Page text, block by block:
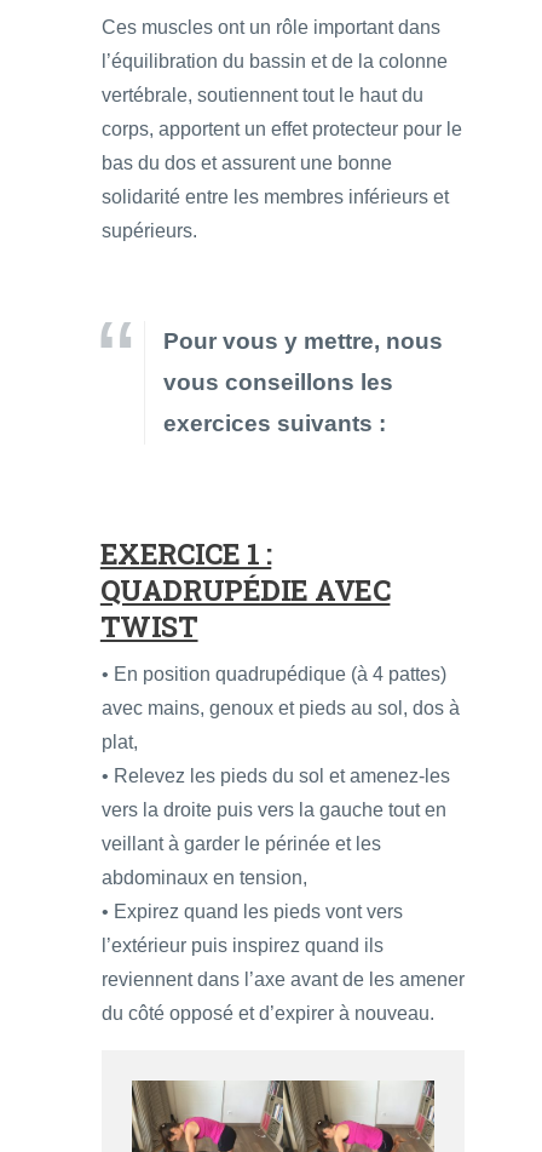
Ces muscles ont un rôle important dans
l’équilibration du bassin et de la colonne
vertébrale, soutiennent tout le haut du
corps, apportent un effet protecteur pour le
bas du dos et assurent une bonne
solidarité entre les membres inférieurs et
supérieurs.
Pour vous y mettre, nous
vous conseillons les
exercices suivants :
EXERCICE 1 :
QUADRUPÉDIE AVEC
TWIST
• En position quadrupédique (à 4 pattes)
avec mains, genoux et pieds au sol, dos à
plat,
• Relevez les pieds du sol et amenez-les
vers la droite puis vers la gauche tout en
veillant à garder le périnée et les
abdominaux en tension,
• Expirez quand les pieds vont vers
l’extérieur puis inspirez quand ils
reviennent dans l’axe avant de les amener
du côté opposé et d’expirer à nouveau.